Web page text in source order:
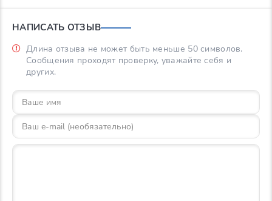
НАПИСАТЬ ОТЗЫВ
Длина отзыва не может быть меньше 50 символов.
Сообщения проходят проверку, уважайте себя и
других.